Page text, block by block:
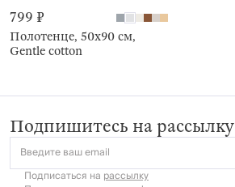
799 ₽
Полотенце, 50х90 см,
Gentle cotton
Подпишитесь на рассылку
Введите ваш email
Подписаться на рассылку